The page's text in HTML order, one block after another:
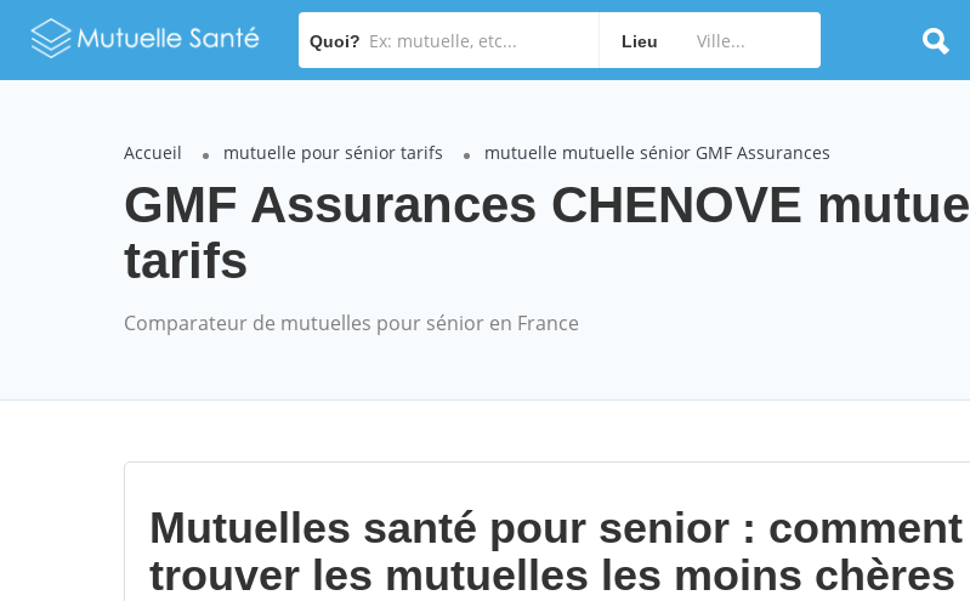
Quoi? Lieu
Accueil mutuelle pour sénior tarifs mutuelle mutuelle sénior GMF Assurances
GMF Assurances CHENOVE
tarifs
Comparateur de mutuelles pour sénior en France
Mutuelles santé pour senior : comment
trouver les mutuelles les moins chères